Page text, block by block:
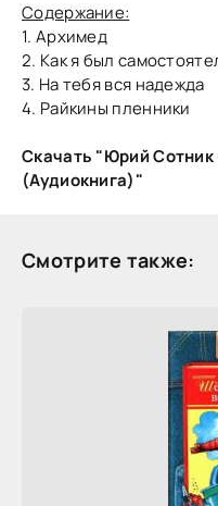
Содержание:
1. Архимед
2. Как я был
3. На тебя вся надежда
4. Райкины пленники
Скачать "Юрий Сотник
(Аудиокнига)"
Смотрите также: